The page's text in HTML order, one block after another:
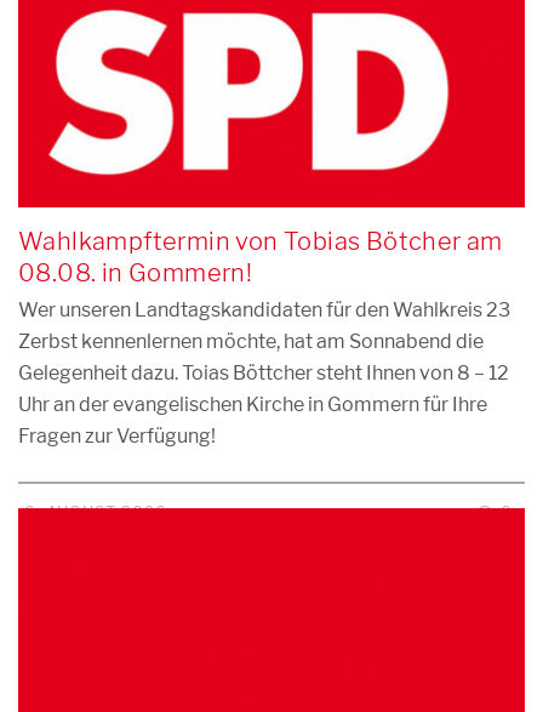
Wahlkampftermin von Tobias Bötcher am
08.08. in Gommern!
Wer unseren Landtagskandidaten für den Wahlkreis 23
Zerbst kennenlernen möchte, hat am Sonnabend die
Gelegenheit dazu. Toias Böttcher steht Ihnen von 8 – 12
Uhr an der evangelischen Kirche in Gommern für Ihre
Fragen zur Verfügung!
6. AUGUST 2026 0